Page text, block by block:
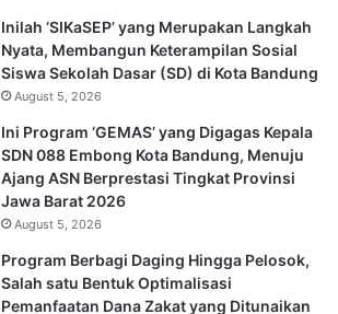
Inilah ‘SIKaSEP’ yang Merupakan Langkah
Nyata, Membangun Keterampilan Sosial
Siswa Sekolah Dasar (SD) di Kota Bandung
August 5, 2026
Ini Program ‘GEMAS’ yang Digagas Kepala
SDN 088 Embong Kota Bandung, Menuju
Ajang ASN Berprestasi Tingkat Provinsi
Jawa Barat 2026
August 5, 2026
Program Berbagi Daging Hingga Pelosok,
Salah satu Bentuk Optimalisasi
Pemanfaatan Dana Zakat yang Ditunaikan